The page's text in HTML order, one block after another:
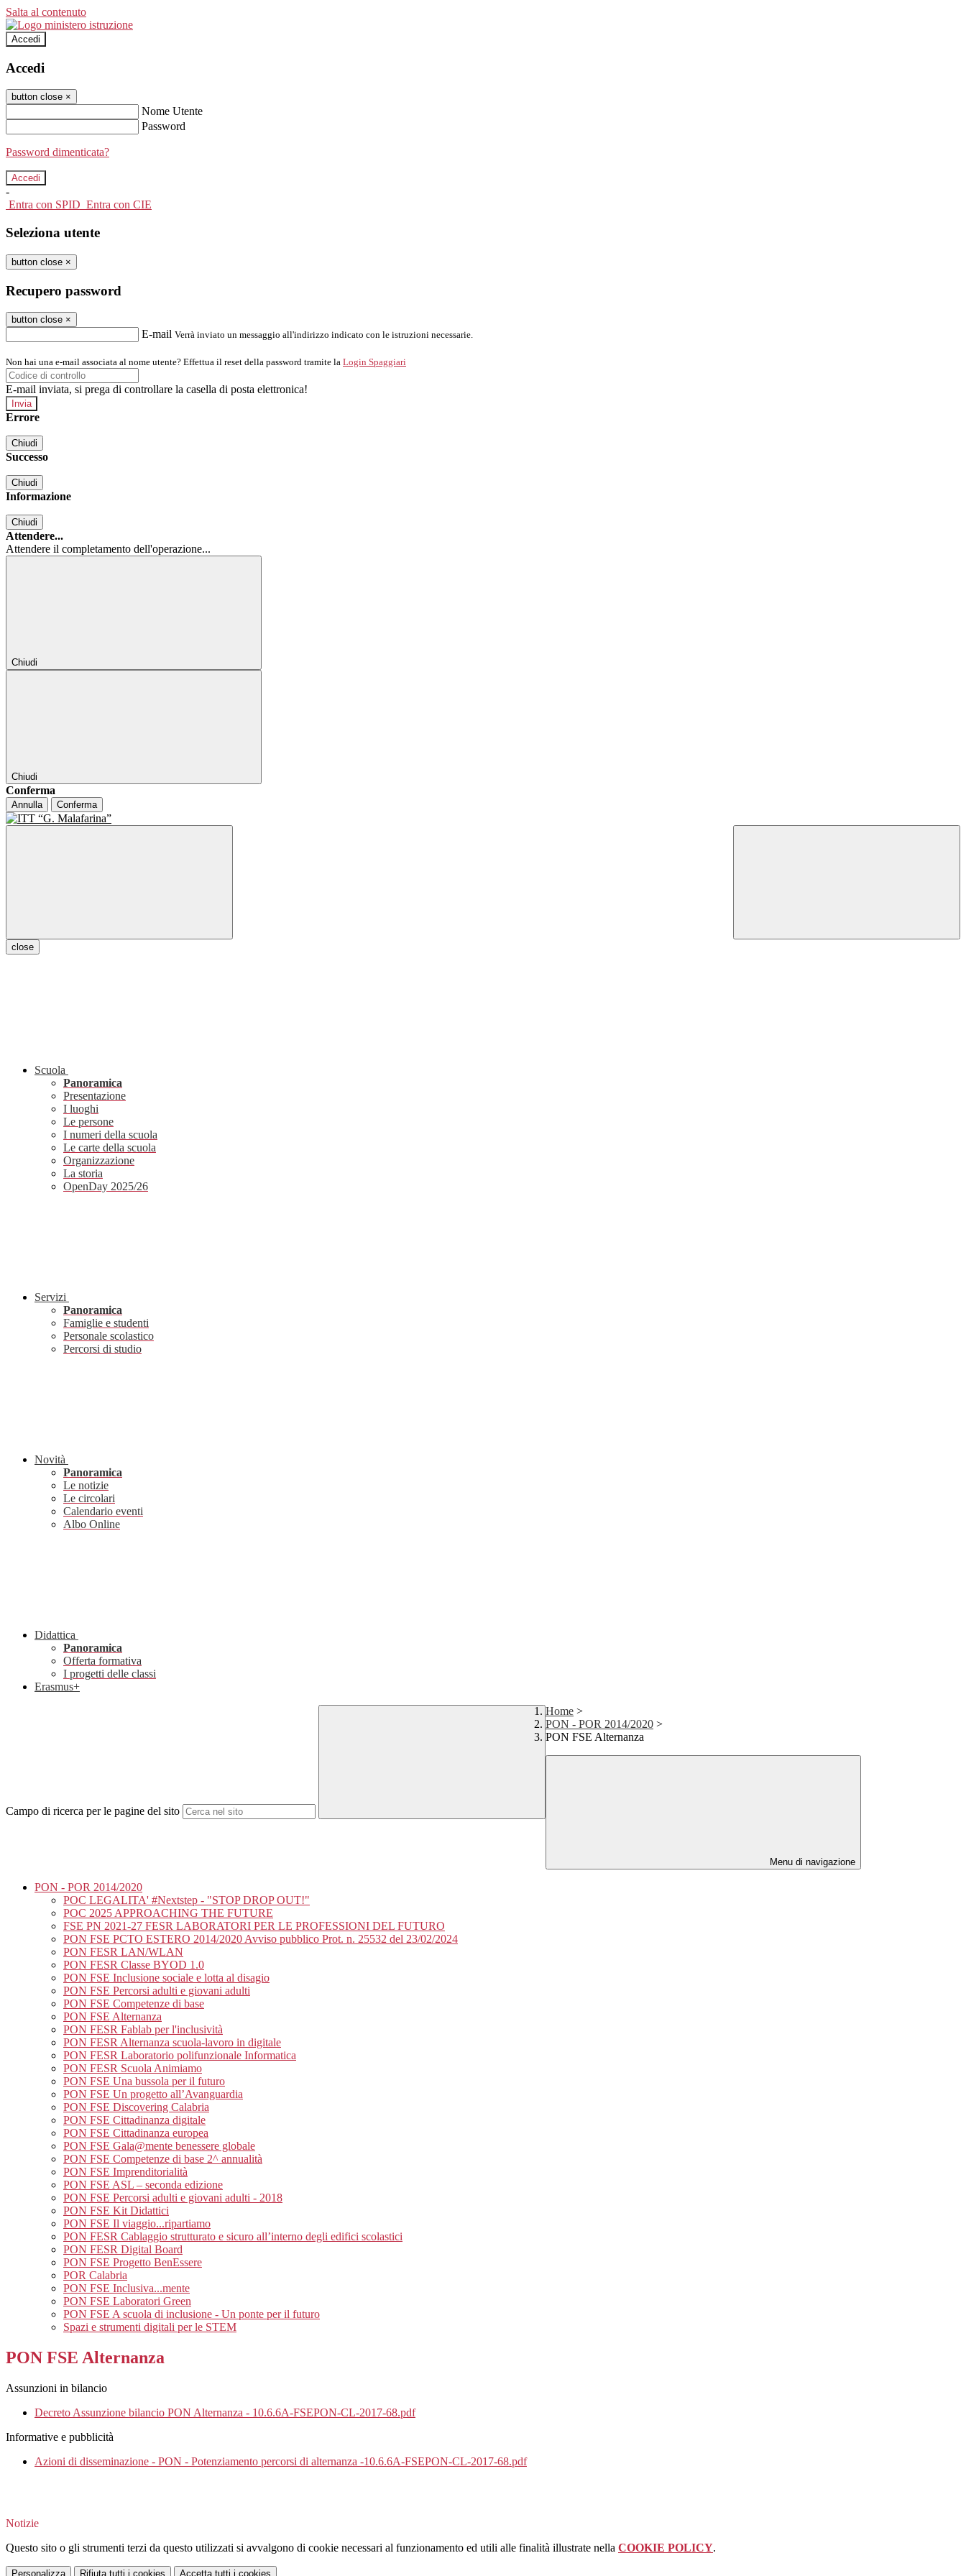
Salta al contenuto
Accedi
Accedi
button close ×
Nome Utente
Password
Password dimenticata?
-
Entra con SPID Entra con CIE
Seleziona utente
button close ×
Recupero password
button close ×
E-mail Verrà inviato un messaggio all'indirizzo indicato con le istruzioni necessarie.
Non hai una e-mail associata al nome utente? Effettua il reset della password tramite la Login Spaggiari
E-mail inviata, si prega di controllare la casella di posta elettronica!
Errore
Chiudi
Successo
Chiudi
Informazione
Chiudi
Attendere...
Attendere il completamento dell'operazione...
Chiudi
Chiudi
Conferma
Annulla Conferma
close
Scuola
Panoramica
Presentazione
I luoghi
Le persone
I numeri della scuola
Le carte della scuola
Organizzazione
La storia
OpenDay 2025/26
Servizi
Panoramica
Famiglie e studenti
Personale scolastico
Percorsi di studio
Novità
Panoramica
Le notizie
Le circolari
Calendario eventi
Albo Online
Didattica
Panoramica
Offerta formativa
I progetti delle classi
Erasmus+
Campo di ricerca per le pagine del sito
Home >
PON - POR 2014/2020 >
PON FSE Alternanza
Menu di navigazione
PON - POR 2014/2020
POC LEGALITA' #Nextstep - "STOP DROP OUT!"
POC 2025 APPROACHING THE FUTURE
FSE PN 2021-27 FESR LABORATORI PER LE PROFESSIONI DEL FUTURO
PON FSE PCTO ESTERO 2014/2020 Avviso pubblico Prot. n. 25532 del 23/02/2024
PON FESR LAN/WLAN
PON FESR Classe BYOD 1.0
PON FSE Inclusione sociale e lotta al disagio
PON FSE Percorsi adulti e giovani adulti
PON FSE Competenze di base
PON FSE Alternanza
PON FESR Fablab per l'inclusività
PON FESR Alternanza scuola-lavoro in digitale
PON FESR Laboratorio polifunzionale Informatica
PON FESR Scuola Animiamo
PON FSE Una bussola per il futuro
PON FSE Un progetto all’Avanguardia
PON FSE Discovering Calabria
PON FSE Cittadinanza digitale
PON FSE Cittadinanza europea
PON FSE Gala@mente benessere globale
PON FSE Competenze di base 2^ annualità
PON FSE Imprenditorialità
PON FSE ASL – seconda edizione
PON FSE Percorsi adulti e giovani adulti - 2018
PON FSE Kit Didattici
PON FSE Il viaggio...ripartiamo
PON FESR Cablaggio strutturato e sicuro all’interno degli edifici scolastici
PON FESR Digital Board
PON FSE Progetto BenEssere
POR Calabria
PON FSE Inclusiva...mente
PON FSE Laboratori Green
PON FSE A scuola di inclusione - Un ponte per il futuro
Spazi e strumenti digitali per le STEM
PON FSE Alternanza
Assunzioni in bilancio
Decreto Assunzione bilancio PON Alternanza - 10.6.6A-FSEPON-CL-2017-68.pdf
Informative e pubblicità
Azioni di disseminazione - PON - Potenziamento percorsi di alternanza -10.6.6A-FSEPON-CL-2017-68.pdf
Notizie
Questo sito o gli strumenti terzi da questo utilizzati si avvalgono di cookie necessari al funzionamento ed utili alle finalità illustrate nella COOKIE POLICY.
Personalizza Rifiuta tutti i cookies Accetta tutti i cookies